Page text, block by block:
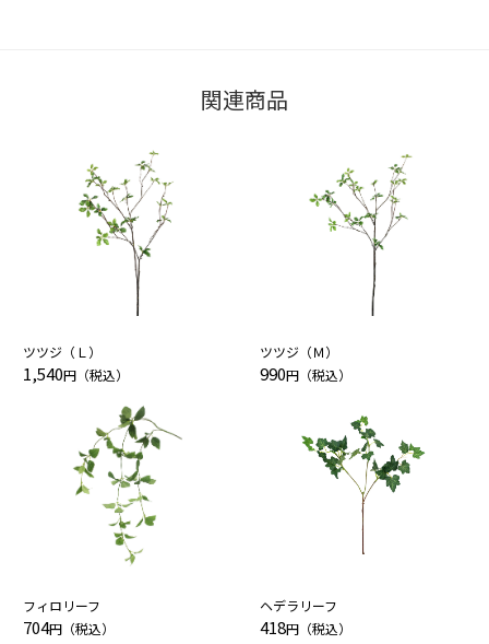
お買い物を続ける カートへ進む
関連商品
ツツジ（Ｌ）
1,540円（税込）
ツツジ（Ｍ）
990円（税込）
フィロリーフ
704円（税込）
ヘデラリーフ
418円（税込）